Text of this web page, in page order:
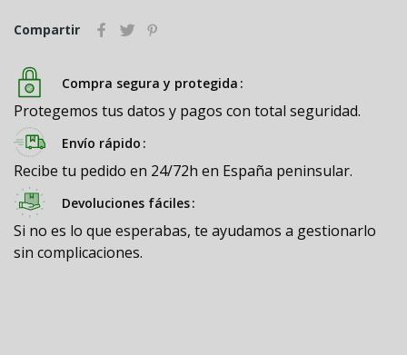
Compartir
Compra segura y protegida
Protegemos tus datos y pagos con total seguridad.
Envío rápido
Recibe tu pedido en 24/72h en España peninsular.
Devoluciones fáciles
Si no es lo que esperabas, te ayudamos a gestionarlo
sin complicaciones.